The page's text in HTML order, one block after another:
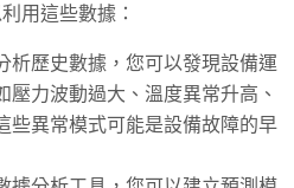
用這些數據：
析歷史數據，您可以發現設備運
壓力波動過大、溫度異常升高、
些異常模式可能是設備故障的早